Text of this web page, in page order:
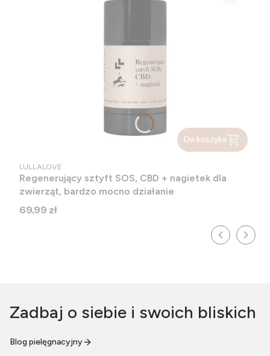
Do koszyka
PRODUCENT
LULLALOVE
Regenerujący sztyft SOS, CBD + nagietek dla
zwierząt, bardzo mocno działanie
Cena
69,99 zł
Zadbaj o siebie i swoich bliskich
Blog pielęgnacyjny